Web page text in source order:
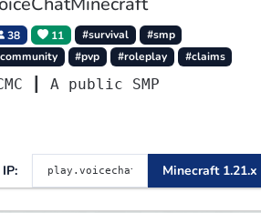
38 11 #survival
#smp
#pvp #roleplay #claims
VCMC ┃ A public SMP
IP: Minecraft 1.21.x